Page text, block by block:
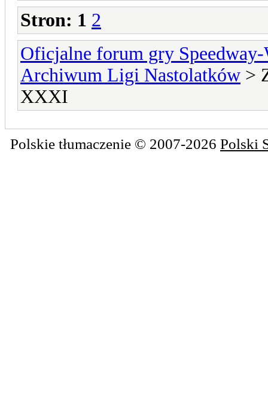
Stron: 1 2
Oficjalne forum gry
Archiwum Ligi Nastolatków >
XXXI
Polskie tłumaczenie © 2007-2026 Polski